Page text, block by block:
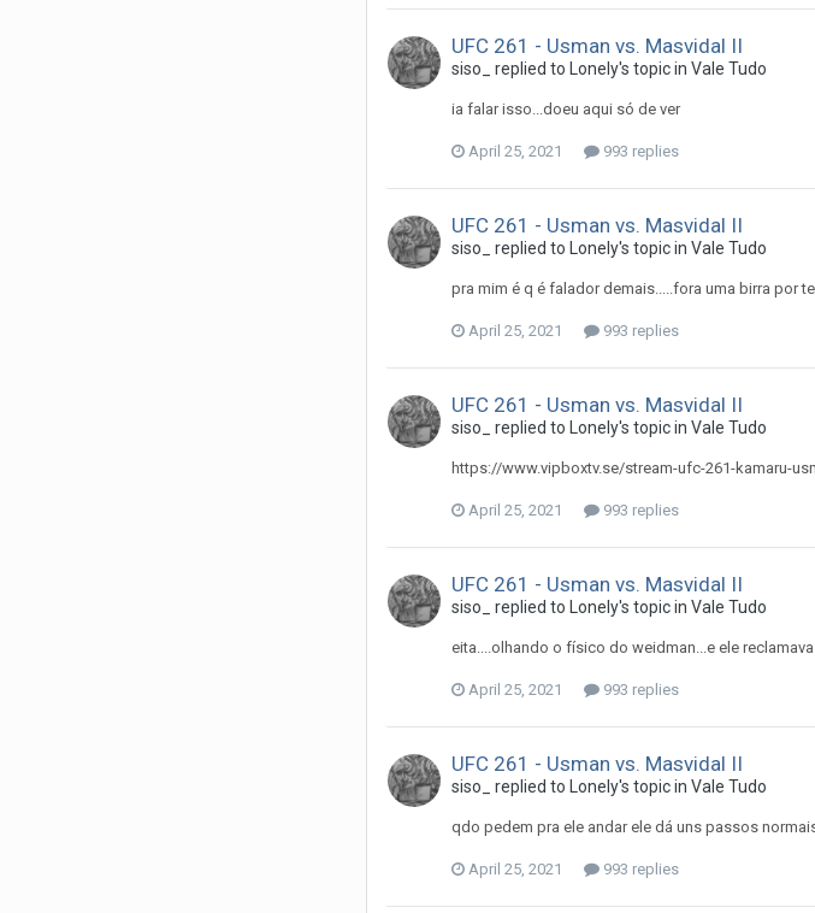
UFC 261 - Usman vs. Masvidal II
siso_ replied to Lonely's topic in Vale Tudo
ia falar isso...doeu aqui só de ver
April 25, 2021 993 replies
UFC 261 - Usman vs. Masvidal II
siso_ replied to Lonely's topic in Vale Tudo
pra mim é q é falador demais.....fora uma birra por
April 25, 2021 993 replies
UFC 261 - Usman vs. Masvidal II
siso_ replied to Lonely's topic in Vale Tudo
https://www.vipboxtv.se/stream-ufc-261-kamaru-
April 25, 2021 993 replies
UFC 261 - Usman vs. Masvidal II
siso_ replied to Lonely's topic in Vale Tudo
eita....olhando o físico do weidman...e ele
April 25, 2021 993 replies
UFC 261 - Usman vs. Masvidal II
siso_ replied to Lonely's topic in Vale Tudo
qdo pedem pra ele andar ele dá uns passos
April 25, 2021 993 replies